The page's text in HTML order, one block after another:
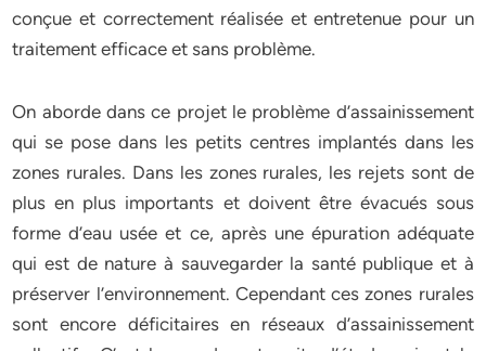
conçue et correctement réalisée et entretenue pour un
traitement efficace et sans problème.
On aborde dans ce projet le problème d’assainissement
qui se pose dans les petits centres implantés dans les
zones rurales. Dans les zones rurales, les rejets sont de
plus en plus importants et doivent être évacués sous
forme d’eau usée et ce, après une épuration adéquate
qui est de nature à sauvegarder la santé publique et à
préserver l’environnement. Cependant ces zones rurales
sont encore déficitaires en réseaux d’assainissement